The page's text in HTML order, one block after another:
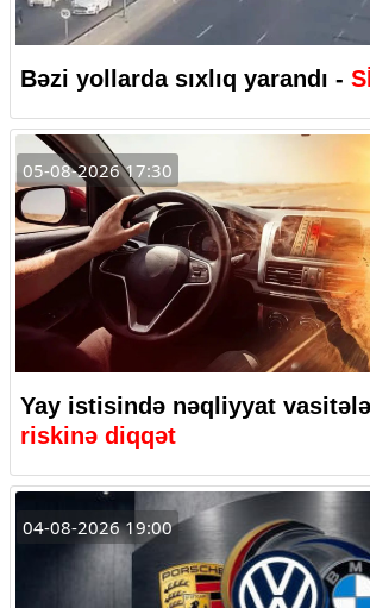
Bəzi yollarda sıxlıq yarandı -
05-08-2026 17:30
Yay istisində nəqliyyat
riskinə diqqət
04-08-2026 19:00